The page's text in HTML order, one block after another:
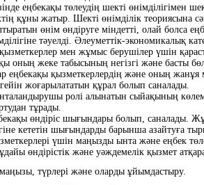
еңбекақы төлеудің шекті өнімділігімен
құны жатыр. Шекті өнімділік теориясына
өнім өндіруге міндетті, олай болса
тәуелді. Әлеуметтік-экономикалық
мен жұмыс берушілер үшін
оның жеке табысының негізгі және басты
еңбекақы қызметкерлердің және оның жанұя
жоғарылататын құрал болып саналады.
ролі алынатын сыйақының
тұрады.
өндіріс шығындары болып, саналады.
кететін шығындарды барынша азайтуға
үшін маңызды ынта және еңбек
өндірістік және уәждемелік қызмет
түрлері және оларды ұйымдастыру.